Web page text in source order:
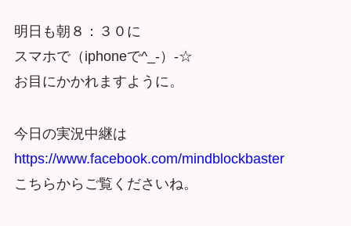
明日も朝８：３０に
スマホで（iphoneで^_-）-☆
お目にかかれますように。
今日の実況中継は
https://www.facebook.com/mindblockbaster
こちらからご覧くださいね。